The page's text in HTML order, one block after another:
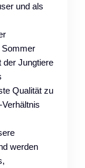
und als
Sommer
der Jungtiere
Qualität zu
werden